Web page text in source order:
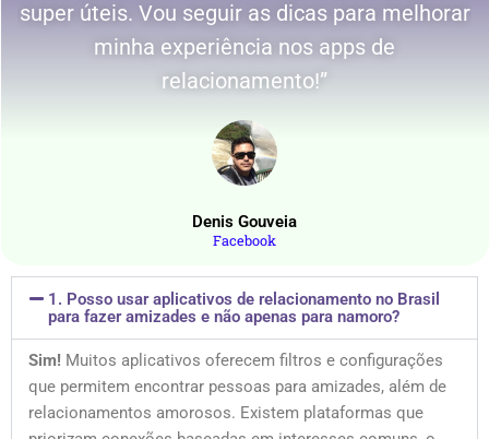
super úteis. Vou seguir as dicas para melhorar
minha experiência nos apps de
relacionamento!”
Denis Gouveia
Facebook
1. Posso usar aplicativos de relacionamento no Brasil
para fazer amizades e não apenas para namoro?
Sim! Muitos aplicativos oferecem filtros e configurações
que permitem encontrar pessoas para amizades, além de
relacionamentos amorosos. Existem plataformas que